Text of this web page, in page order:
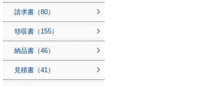
請求書（80）
領収書（155）
納品書（46）
見積書（41）